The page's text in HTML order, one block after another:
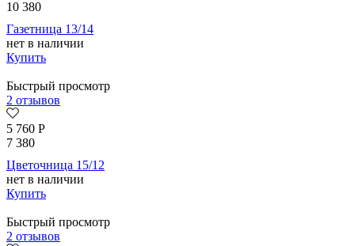
10 380
Газетница 13/14
нет в наличии
Купить
Быстрый просмотр
2 отзывов
5 760 Р
7 380
Цветочница 15/12
нет в наличии
Купить
Быстрый просмотр
2 отзывов